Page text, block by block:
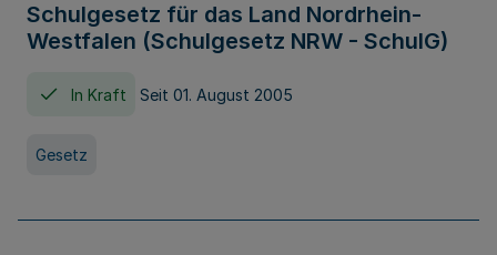
Schulgesetz für das Land Nordrhein-
Westfalen (Schulgesetz NRW - SchulG)
In Kraft Seit 01. August 2005
Gesetz